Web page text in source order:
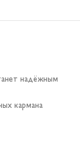
надёжным
кармана